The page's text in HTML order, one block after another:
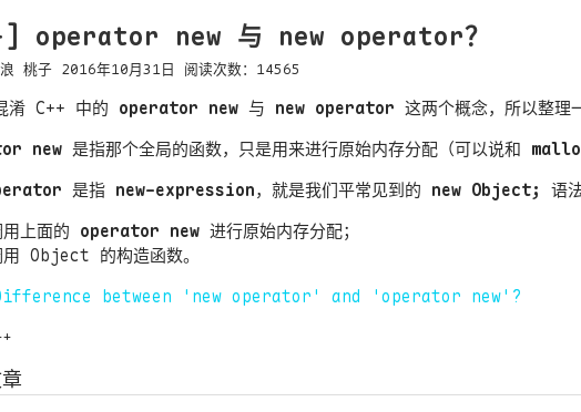
operator new 与 new operator？
桃子 2016年10月31日 阅读次数： 14565
淆 C++ 中的 operator new 与 new operator 这两个概念，所以整理
new 是指那个全局的函数，只是用来进行原始内存分配（可以说和
是指 new-expression，就是我们平常见到的 new Object; 语
上面的 operator new 进行原始内存分配；
用 Object 的构造函数。
between 'new operator' and 'operator new'?